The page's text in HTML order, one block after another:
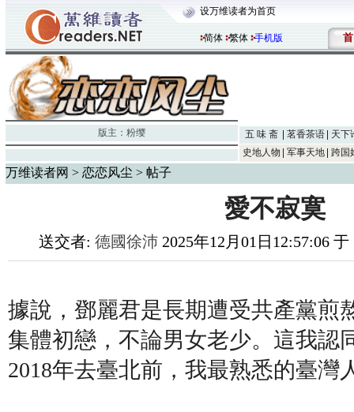
设万维读者为首页
简体 繁体 手机版 首
版主： 粉缨 五 味 斋 茗香茶语
天下
史地人物
军事天地 跨国
万维读者网 > 恋恋风尘 > 帖子
愛不寂寞
送交者: 德國徐沛 2025年12月01日12:57:06
據說，鄧麗君是長期遭受共產黨煎
集體初戀，不論男女老少。這我認
2018年去臺北前，我最熟悉的臺灣